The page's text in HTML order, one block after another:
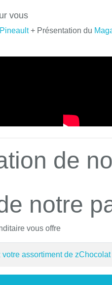
vous
+ Présentation du
de
notre
vous offre
votre assortiment de zChocolat